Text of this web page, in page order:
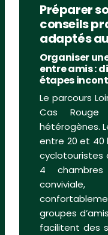
Préparer
conseils
adaptés
Organiser
entre amis :
étapes
Le parcours
Cas Rouge
hétérogènes.
entre 20 et 40
cyclotouristes
4
groupes
facilitent des